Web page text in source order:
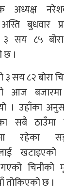
अध्यक्ष
बुधवार
३ सय ८५
छ ।
३ सय ८२ बोरा
आज
। उहाँका
सबै ठाउँमा
रहेका
चिनीको
तोकिएको छ ।